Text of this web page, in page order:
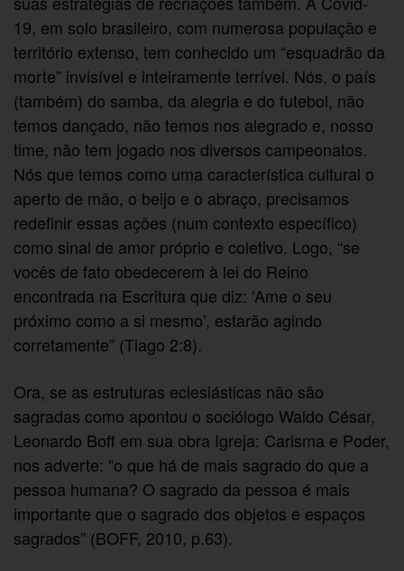
19, em solo brasileiro, com numerosa população e
território extenso, tem conhecido um “esquadrão da
morte” invisível e inteiramente terrível. Nós, o país
(também) do samba, da alegria e do futebol, não
temos dançado, não temos nos alegrado e, nosso
time, não tem jogado nos diversos campeonatos.
Nós que temos como uma característica cultural o
aperto de mão, o beijo e o abraço, precisamos
redefinir essas ações (num contexto específico)
como sinal de amor próprio e coletivo. Logo, “se
vocês de fato obedecerem à lei do Reino
encontrada na Escritura que diz: ‘Ame o seu
próximo como a si mesmo’, estarão agindo
corretamente” (Tiago 2:8).
Ora, se as estruturas eclesiásticas não são
sagradas como apontou o sociólogo Waldo César,
Leonardo Boff em sua obra Igreja: Carisma e Poder,
nos adverte: “o que há de mais sagrado do que a
pessoa humana? O sagrado da pessoa é mais
importante que o sagrado dos objetos e espaços
sagrados” (BOFF, 2010, p.63).